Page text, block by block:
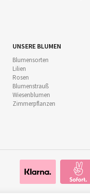
UNSERE BLUMEN
Blumensorten
Lilien
Rosen
Blumenstrauß
Wiesenblumen
Zimmerpflanzen